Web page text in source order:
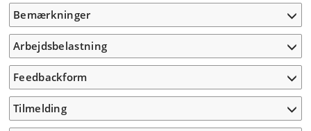
Bemærkninger
Arbejdsbelastning
Feedbackform
Tilmelding